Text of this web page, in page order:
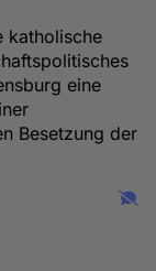
katholische
eine
Besetzung der